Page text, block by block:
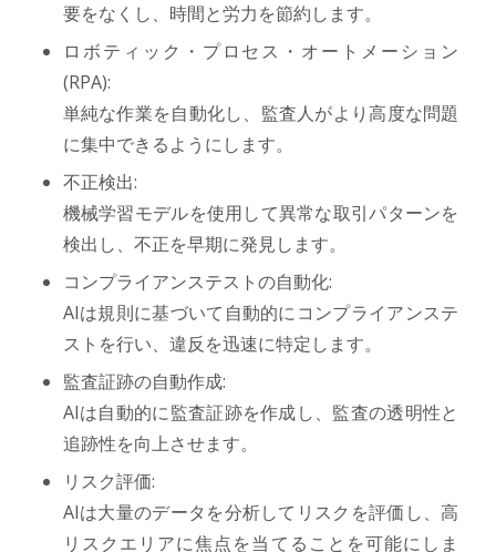
要をなくし、時間と労力を節約します。
ロボティック・プロセス・オートメーション
(RPA):
単純な作業を自動化し、監査人がより高度な問題
に集中できるようにします。
不正検出:
機械学習モデルを使用して異常な取引パターンを
検出し、不正を早期に発見します。
コンプライアンステストの自動化:
AIは規則に基づいて自動的にコンプライアンステ
ストを行い、違反を迅速に特定します。
監査証跡の自動作成:
AIは自動的に監査証跡を作成し、監査の透明性と
追跡性を向上させます。
リスク評価:
AIは大量のデータを分析してリスクを評価し、高
リスクエリアに焦点を当てることを可能にしま